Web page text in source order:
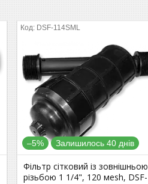
DSF-114SML
–5% Залишилось 40 днів
Фільтр сітковий із зовнішньою
різьбою 1 1/4", 120 мesh, DSF-